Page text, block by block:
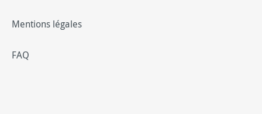
Mentions légales
FAQ